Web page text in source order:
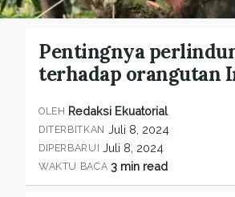
Pentingnya
terhadap orangutan
OLEH Redaksi Ekuatorial
DITERBITKAN Juli 8, 2024
DIPERBARUI Juli 8, 2024
WAKTU BACA 3 min read